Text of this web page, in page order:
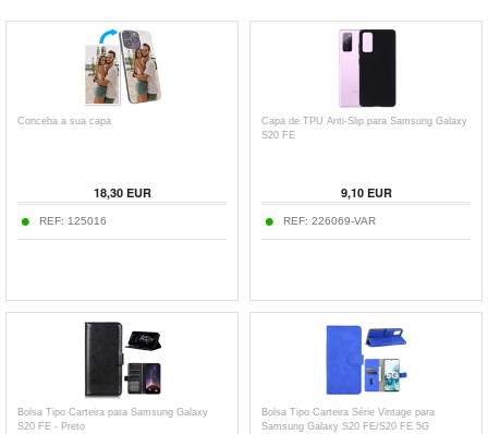
Conceba a sua capa
18,30EUR
REF: 125016
Capa de TPU Anti-Slip para Samsung Galaxy
S20 FE
9,10EUR
REF: 226069-VAR
Bolsa Tipo Carteira para Samsung Galaxy
S20 FE - Preto
Bolsa Tipo Carteira Série Vintage para
Samsung Galaxy S20 FE/S20 FE 5G